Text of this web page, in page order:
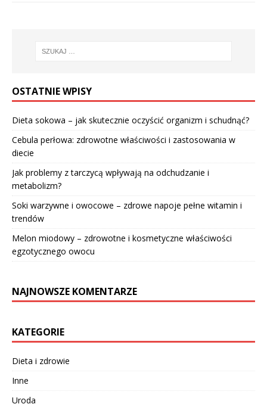
OSTATNIE WPISY
Dieta sokowa – jak skutecznie oczyścić organizm i schudnąć?
Cebula perłowa: zdrowotne właściwości i zastosowania w
diecie
Jak problemy z tarczycą wpływają na odchudzanie i
metabolizm?
Soki warzywne i owocowe – zdrowe napoje pełne witamin i
trendów
Melon miodowy – zdrowotne i kosmetyczne właściwości
egzotycznego owocu
NAJNOWSZE KOMENTARZE
KATEGORIE
Dieta i zdrowie
Inne
Uroda